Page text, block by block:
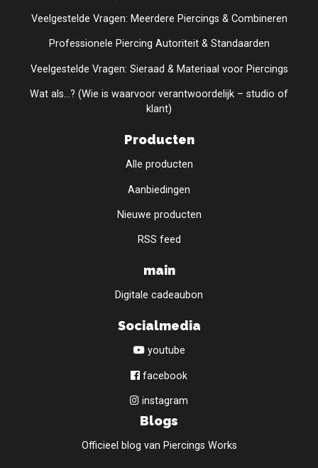
Veelgestelde Vragen: Meerdere Piercings & Combineren
Professionele Piercing Autoriteit & Standaarden
Veelgestelde Vragen: Sieraad & Materiaal voor Piercings
Wat als...? (Wie is waarvoor verantwoordelijk – studio of
klant)
Producten
Alle producten
Aanbiedingen
Nieuwe producten
RSS feed
main
Digitale cadeaubon
Socialmedia
youtube
facebook
instagram
Blogs
Officieel blog van Piercings Works